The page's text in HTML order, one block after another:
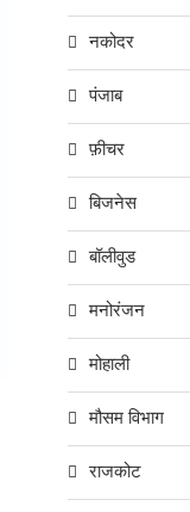
नकोदर
पंजाब
फ़ीचर
बिजनेस
बॉलीवुड
मनोरंजन
मोहाली
मौसम विभाग
राजकोट